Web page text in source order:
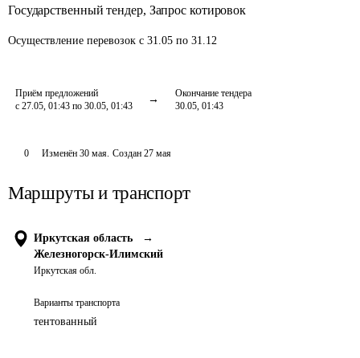
Государственный тендер, Запрос котировок
Осуществление перевозок с 31.05 по 31.12
Приём предложений
с 27.05, 01:43 по 30.05, 01:43
Окончание тендера
30.05, 01:43
0 Изменён 30 мая. Создан 27 мая
Маршруты и транспорт
Иркутская область
→
Железногорск-Илимский
Иркутская обл.
Варианты транспорта
тентованный